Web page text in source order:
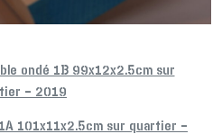
ondé 1B 99x12x2.5cm sur
– 2019
101x11x2.5cm sur quartier –